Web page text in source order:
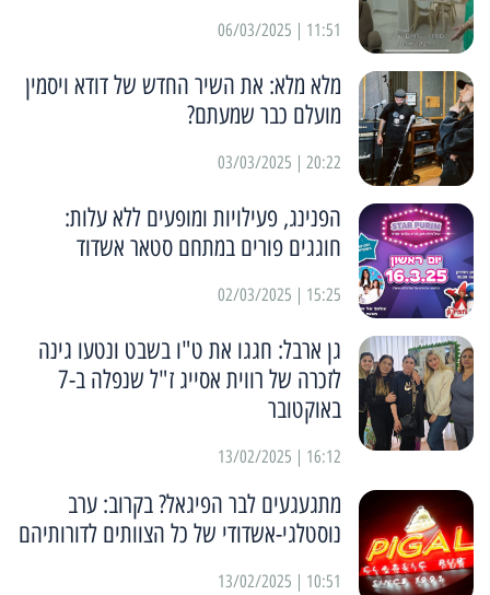
11:51 | 06/03/2025
מלא מלא: את השיר החדש של דודא ויסמין
מועלם כבר שמעתם?
20:22 | 03/03/2025
הפנינג, פעילויות ומופעים ללא עלות:
חוגגים פורים במתחם סטאר אשדוד
15:25 | 02/03/2025
גן ארבל: חגגו את ט"ו בשבט ונטעו גינה
לזכרה של רווית אסייג ז"ל שנפלה ב-7
באוקטובר
16:12 | 13/02/2025
מתגעגעים לבר הפיגאל? בקרוב: ערב
נוסטלגי-אשדודי של כל הצוותים לדורותיהם
10:51 | 13/02/2025